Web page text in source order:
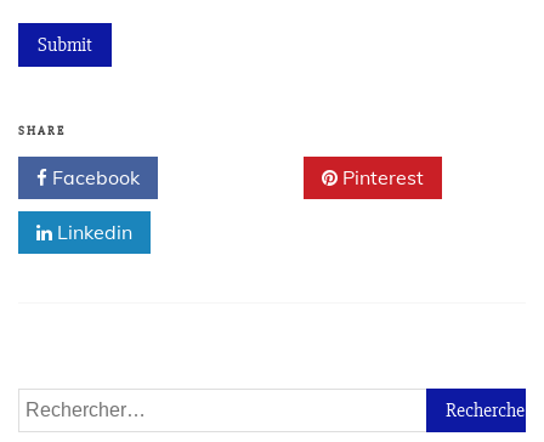
SHARE
Facebook Pinterest
Linkedin